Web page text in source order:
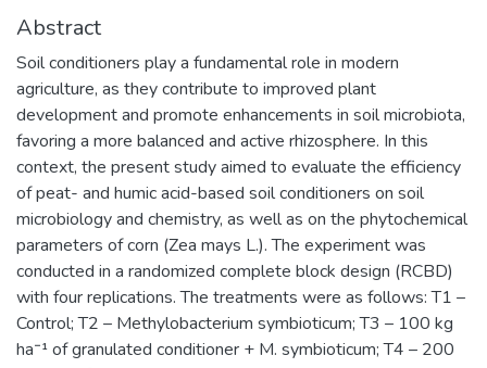
Abstract
Soil conditioners play a fundamental role in modern
agriculture, as they contribute to improved plant
development and promote enhancements in soil microbiota,
favoring a more balanced and active rhizosphere. In this
context, the present study aimed to evaluate the efficiency
of peat- and humic acid-based soil conditioners on soil
microbiology and chemistry, as well as on the phytochemical
parameters of corn (Zea mays L.). The experiment was
conducted in a randomized complete block design (RCBD)
with four replications. The treatments were as follows: T1 –
Control; T2 – Methylobacterium symbioticum; T3 – 100 kg
ha⁻¹ of granulated conditioner + M. symbioticum; T4 – 200